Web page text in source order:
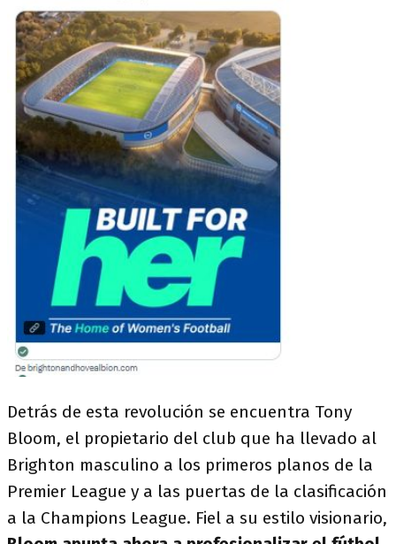
Detrás de esta revolución se encuentra Tony
Bloom, el propietario del club que ha llevado al
Brighton masculino a los primeros planos de la
Premier League y a las puertas de la clasificación
a la Champions League. Fiel a su estilo visionario,